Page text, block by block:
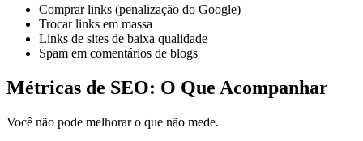
Comprar links (penalização do Google)
Trocar links em massa
Links de sites de baixa qualidade
Spam em comentários de blogs
Métricas de SEO: O Que Acompanhar
Você não pode melhorar o que não mede.